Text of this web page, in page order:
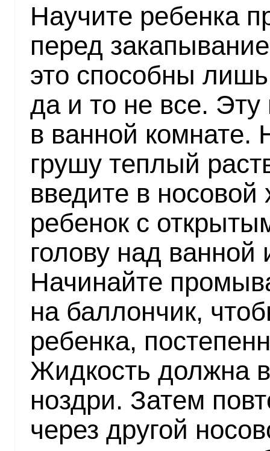
Научите ребенка
перед
это способны
да и то не все.
в ванной комнате.
грушу теплый
введите в
ребенок с
голову над ванной
Начинайте
на баллончик,
ребенка,
Жидкость должна
ноздри. Затем
через другой